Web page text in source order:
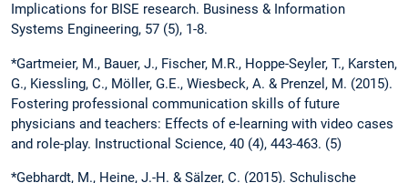
Implications for BISE research. Business & Information
Systems Engineering, 57 (5), 1-8.
*Gartmeier, M., Bauer, J., Fischer, M.R., Hoppe-Seyler, T., Karsten,
G., Kiessling, C., Möller, G.E., Wiesbeck, A. & Prenzel, M. (2015).
Fostering professional communication skills of future
physicians and teachers: Effects of e-learning with video cases
and role-play. Instructional Science, 40 (4), 443-463. (5)
*Gebhardt, M., Heine, J.-H. & Sälzer, C. (2015). Schulische